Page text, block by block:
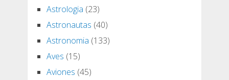
Astrologia (23)
Astronautas (40)
Astronomia (133)
Aves (15)
Aviones (45)